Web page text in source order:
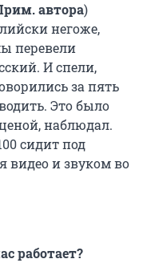
автора)
негоже,
перевели
И спели,
за пять
Это было
наблюдал.
сидит под
видео и звуком во
работает?